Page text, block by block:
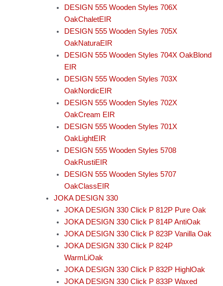
DESIGN 555 Wooden Styles 706X
OakChaletEIR
DESIGN 555 Wooden Styles 705X
OakNaturaEIR
DESIGN 555 Wooden Styles 704X OakBlond
EIR
DESIGN 555 Wooden Styles 703X
OakNordicEIR
DESIGN 555 Wooden Styles 702X
OakCream EIR
DESIGN 555 Wooden Styles 701X
OakLightEIR
DESIGN 555 Wooden Styles 5708
OakRustiEIR
DESIGN 555 Wooden Styles 5707
OakClassEIR
JOKA DESIGN 330
JOKA DESIGN 330 Click P 812P Pure Oak
JOKA DESIGN 330 Click P 814P AntiOak
JOKA DESIGN 330 Click P 823P Vanilla Oak
JOKA DESIGN 330 Click P 824P
WarmLiOak
JOKA DESIGN 330 Click P 832P HighlOak
JOKA DESIGN 330 Click P 833P Waxed